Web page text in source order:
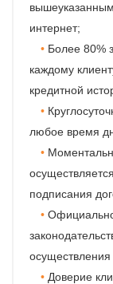
интернет;
Более 80%
каждому
кредитной
любое время
подписания
осуществления
Доверие